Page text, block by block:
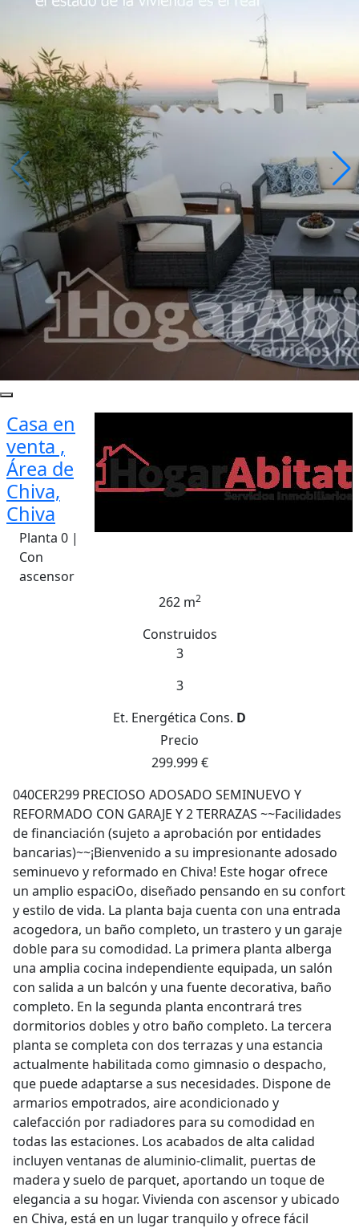
Casa en
venta ,
Área de
Chiva,
Chiva
Planta 0 |
Con
ascensor
262 m2
Construidos
3
3
Et. Energética Cons. D
Precio
299.999 €
040CER299 PRECIOSO ADOSADO SEMINUEVO Y
REFORMADO CON GARAJE Y 2 TERRAZAS ~~Facilidades
de financiación (sujeto a aprobación por entidades
bancarias)~~¡Bienvenido a su impresionante adosado
seminuevo y reformado en Chiva! Este hogar ofrece
un amplio espaciOo, diseñado pensando en su confort
y estilo de vida. La planta baja cuenta con una entrada
acogedora, un baño completo, un trastero y un garaje
doble para su comodidad. La primera planta alberga
una amplia cocina independiente equipada, un salón
con salida a un balcón y una fuente decorativa, baño
completo. En la segunda planta encontrará tres
dormitorios dobles y otro baño completo. La tercera
planta se completa con dos terrazas y una estancia
actualmente habilitada como gimnasio o despacho,
que puede adaptarse a sus necesidades. Dispone de
armarios empotrados, aire acondicionado y
calefacción por radiadores para su comodidad en
todas las estaciones. Los acabados de alta calidad
incluyen ventanas de aluminio-climalit, puertas de
madera y suelo de parquet, aportando un toque de
elegancia a su hogar. Vivienda con ascensor y ubicado
en Chiva, está en un lugar tranquilo y ofrece fácil